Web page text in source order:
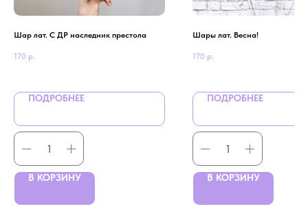
Шар лат. С ДР наследник престола
170 р.
ПОДРОБНЕЕ
В КОРЗИНУ
Шары лат. Весна!
170 р.
ПОДРОБНЕЕ
В КОРЗИНУ